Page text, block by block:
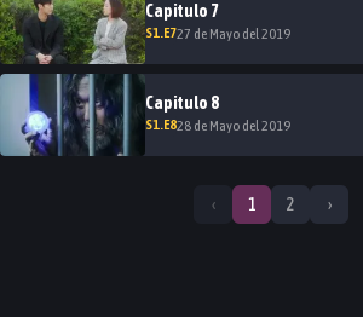
Capitulo 7
S1.E727 de Mayo del 2019
Capitulo 8
S1.E828 de Mayo del 2019
‹ 1 2 ›